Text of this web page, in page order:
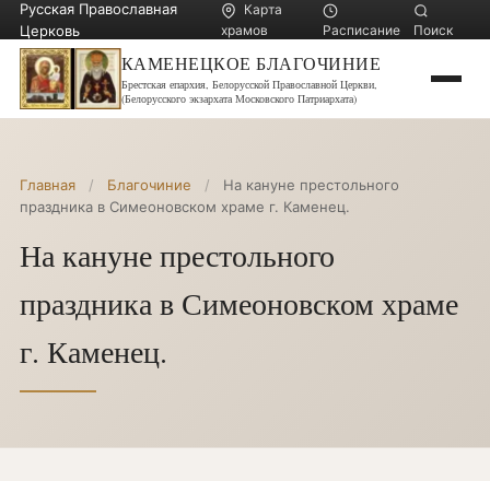
Русская Православная
Церковь
Карта
храмов
Расписание Поиск
КАМЕНЕЦКОЕ БЛАГОЧИНИЕ
Брестская епархия, Белорусской Православной Церкви,
(Белорусского экзархата Московского Патриархата)
Главная / Благочиние /
На кануне престольного
праздника в Симеоновском храме г. Каменец.
На кануне престольного
праздника в Симеоновском храме
г. Каменец.